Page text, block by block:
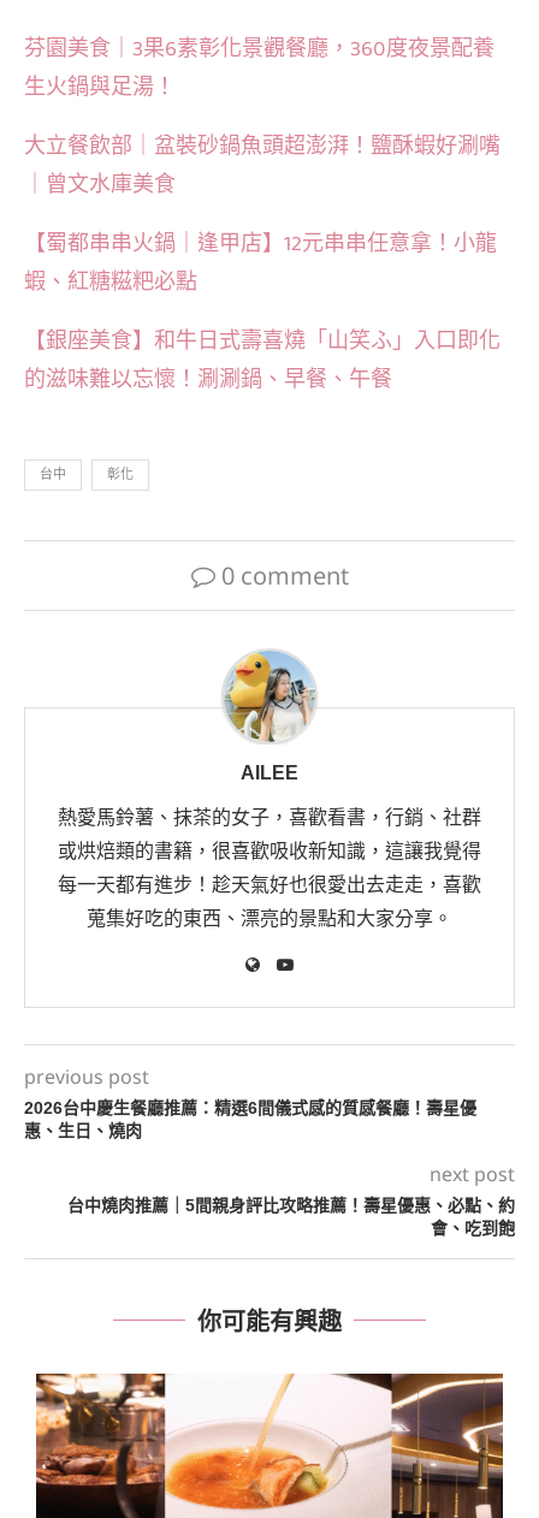
芬園美食｜3果6素彰化景觀餐廳，360度夜景配養
生火鍋與足湯！
大立餐飲部｜盆裝砂鍋魚頭超澎湃！鹽酥蝦好涮嘴
｜曾文水庫美食
【蜀都串串火鍋｜逢甲店】12元串串任意拿！小龍
蝦、紅糖糍粑必點
【銀座美食】和牛日式壽喜燒「山笑ふ」入口即化
的滋味難以忘懷！涮涮鍋、早餐、午餐
台中 彰化
0 comment
AILEE
熱愛馬鈴薯、抹茶的女子，喜歡看書，行銷、社群
或烘焙類的書籍，很喜歡吸收新知識，這讓我覺得
每一天都有進步！趁天氣好也很愛出去走走，喜歡
蒐集好吃的東西、漂亮的景點和大家分享。
previous post
2026台中慶生餐廳推薦：精選6間儀式感的質感餐廳！壽星優
惠、生日、燒肉
next post
台中燒肉推薦｜5間親身評比攻略推薦！壽星優惠、必點、約
會、吃到飽
你可能有興趣